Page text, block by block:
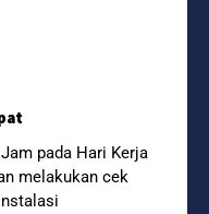
pada Hari Kerja
melakukan cek